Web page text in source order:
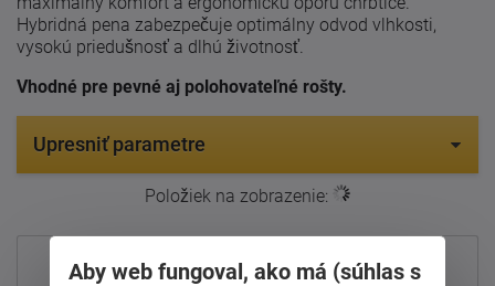
Hybridná pena zabezpečuje optimálny odvod vlhkosti,
vysokú priedušnosť a dlhú životnosť.
Vhodné pre pevné aj polohovateľné rošty.
Upresniť parametre
Položiek na zobrazenie: 14
Najpredávanejšie
Aby web fungoval, ako má (súhlas s